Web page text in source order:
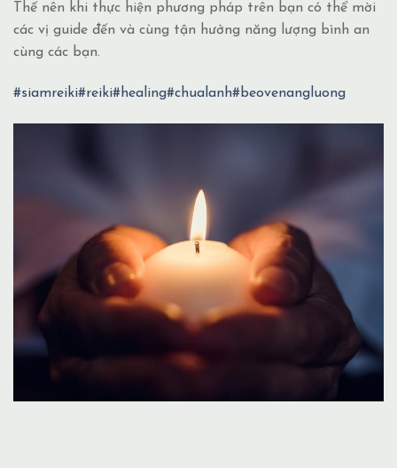
Thế nên khi thực hiện phương pháp trên bạn có thể mời
các vị guide đến và cùng tận hưởng năng lượng bình an
cùng các bạn.
#siamreiki#reiki#healing#chualanh#beovenangluong